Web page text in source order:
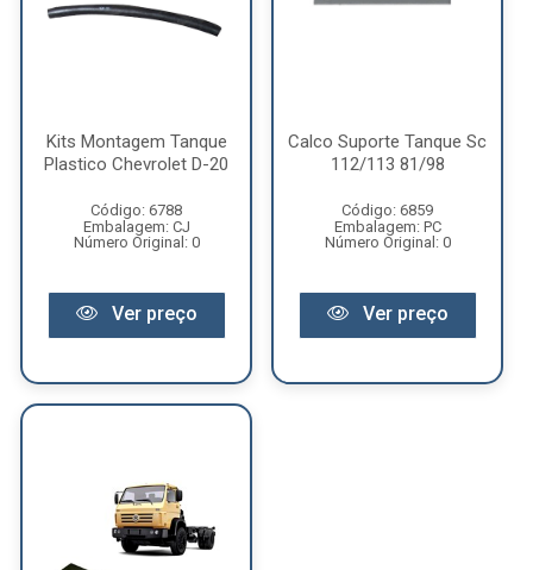
Kits Montagem Tanque
Plastico Chevrolet D-20
Código: 6788
Embalagem: CJ
Número Original: 0
Ver preço
Calco Suporte Tanque Sc
112/113 81/98
Código: 6859
Embalagem: PC
Número Original: 0
Ver preço